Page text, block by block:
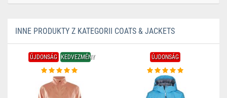
INNE PRODUKTY Z KATEGORII COATS & JACKETS
ÚJDONSÁG KEDVEZMÉNY ÚJDONSÁG